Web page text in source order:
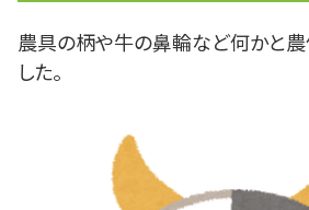
農具の柄や牛の鼻輪など何かと
した。